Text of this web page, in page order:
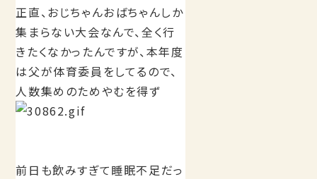
正直、おじちゃんおばちゃんしか
集まらない大会なんで、全く行
きたくなかったんですが、本年度
は父が体育委員をしてるので、
人数集めのためやむを得ず
前日も飲みすぎて睡眠不足だっ